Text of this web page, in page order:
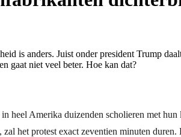
is anders. Juist onder president Trump
gaat niet veel beter. Hoe kan dat?
heel Amerika duizenden scholieren met
het protest exact zeventien minuten